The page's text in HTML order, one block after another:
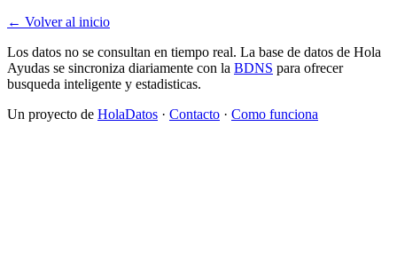
← Volver al inicio
Los datos no se consultan en tiempo real. La base de datos de Hola
Ayudas se sincroniza diariamente con la BDNS para ofrecer
busqueda inteligente y estadisticas.
Un proyecto de HolaDatos · Contacto · Como funciona